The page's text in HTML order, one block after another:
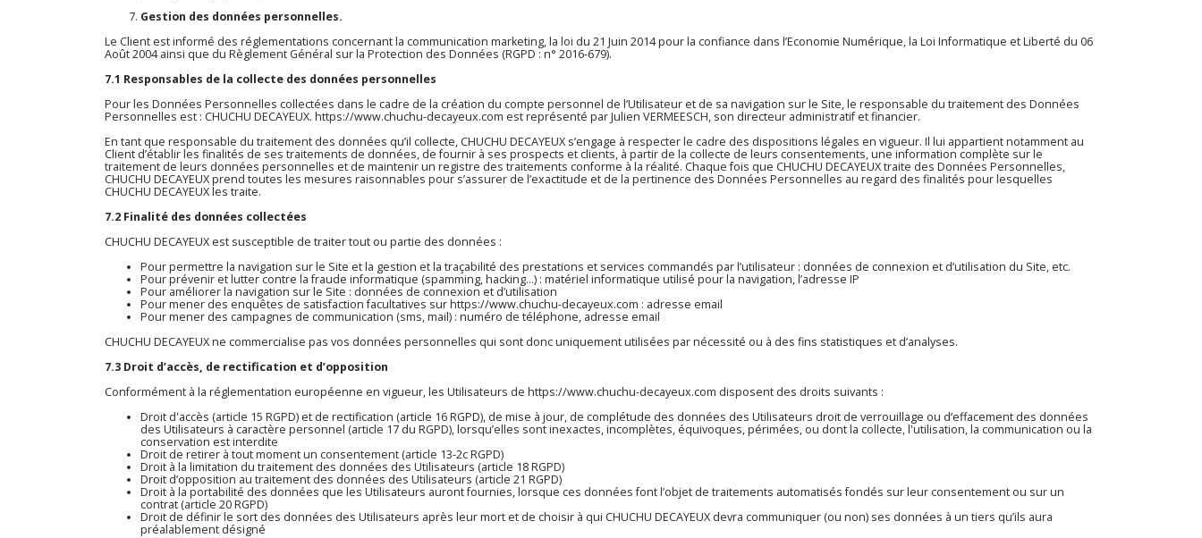
Gestion des données personnelles.
Le Client est informé des réglementations concernant la communication marketing, la loi du 21 Juin 2014 pour la confiance dans l’Economie Numérique, la Loi Informatique et Liberté du 06
Août 2004 ainsi que du Règlement Général sur la Protection des Données (RGPD : n° 2016-679).
7.1 Responsables de la collecte des données personnelles
Pour les Données Personnelles collectées dans le cadre de la création du compte personnel de l’Utilisateur et de sa navigation sur le Site, le responsable du traitement des Données
Personnelles est : CHUCHU DECAYEUX. https://www.chuchu-decayeux.com est représenté par Julien VERMEESCH, son directeur administratif et financier.
En tant que responsable du traitement des données qu’il collecte, CHUCHU DECAYEUX s’engage à respecter le cadre des dispositions légales en vigueur. Il lui appartient notamment au
Client d’établir les finalités de ses traitements de données, de fournir à ses prospects et clients, à partir de la collecte de leurs consentements, une information complète sur le
traitement de leurs données personnelles et de maintenir un registre des traitements conforme à la réalité. Chaque fois que CHUCHU DECAYEUX traite des Données Personnelles,
CHUCHU DECAYEUX prend toutes les mesures raisonnables pour s’assurer de l’exactitude et de la pertinence des Données Personnelles au regard des finalités pour lesquelles
CHUCHU DECAYEUX les traite.
7.2 Finalité des données collectées
CHUCHU DECAYEUX est susceptible de traiter tout ou partie des données :
Pour permettre la navigation sur le Site et la gestion et la traçabilité des prestations et services commandés par l’utilisateur : données de connexion et d’utilisation du Site, etc.
Pour prévenir et lutter contre la fraude informatique (spamming, hacking…) : matériel informatique utilisé pour la navigation, l’adresse IP
Pour améliorer la navigation sur le Site : données de connexion et d’utilisation
Pour mener des enquêtes de satisfaction facultatives surhttps://www.chuchu-decayeux.com : adresse email
Pour mener des campagnes de communication (sms, mail) : numéro de téléphone, adresse email
CHUCHU DECAYEUX ne commercialise pas vos données personnelles qui sont donc uniquement utilisées par nécessité ou à des fins statistiques et d’analyses.
7.3 Droit d’accès, de rectification et d’opposition
Conformément à la réglementation européenne en vigueur, les Utilisateurs de https://www.chuchu-decayeux.com disposent des droits suivants :
Droit d'accès (article 15 RGPD) et de rectification (article 16 RGPD), de mise à jour, de complétude des données des Utilisateurs droit de verrouillage ou d’effacement des données
des Utilisateurs à caractère personnel (article 17 du RGPD), lorsqu’elles sont inexactes, incomplètes, équivoques, périmées, ou dont la collecte, l'utilisation, la communication ou la
conservation est interdite
Droit de retirer à tout moment un consentement (article 13-2c RGPD)
Droit à la limitation du traitement des données des Utilisateurs (article 18 RGPD)
Droit d’opposition au traitement des données des Utilisateurs (article 21 RGPD)
Droit à la portabilité des données que les Utilisateurs auront fournies, lorsque ces données font l’objet de traitements automatisés fondés sur leur consentement ou sur un
contrat (article 20 RGPD)
Droit de définir le sort des données des Utilisateurs après leur mort et de choisir à qui CHUCHU DECAYEUX devra communiquer (ou non) ses données à un tiers qu’ils aura
préalablement désigné